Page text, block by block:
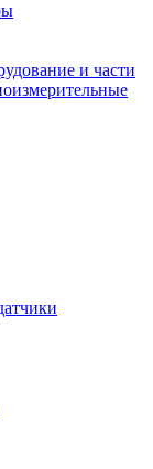
и части